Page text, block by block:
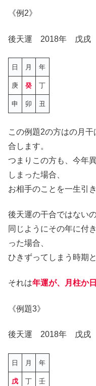
《例2》
後天運 2018年 戊戌
日 月 年
庚 癸 丁
申 卯 丑
この例題2の方はの月
合します。
つまりこの方も、今年
しまった場合、
お相手のことを一生引
後天運の干合ではないの
同じようにその年に付
った場合、
ひきずってしまう時期
それは年運が、月柱か
《例題3》
後天運 2018年 戊戌
日 月 年
戊 丁 壬